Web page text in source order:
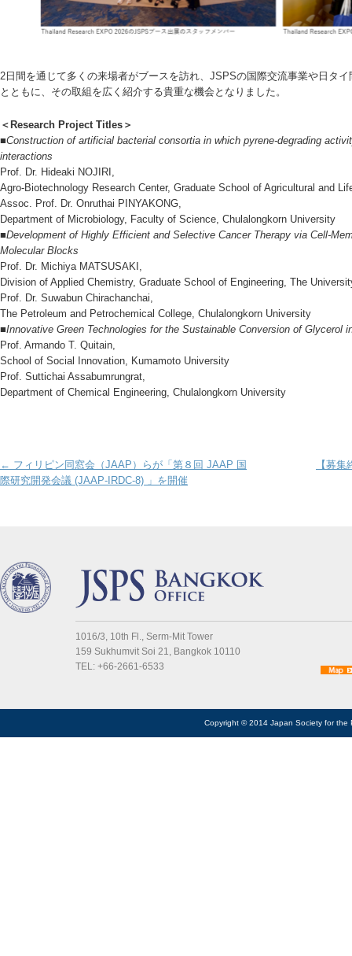
2日間を通じて多くの来場者がブースを訪れ、JSPSの国際交流事業や日タ
とともに、その取組を広く紹介する貴重な機会となりました。
＜Research Project Titles＞
■Construction of artificial bacterial consortia in which pyrene-degrading
interactions
Prof. Dr. Hideaki NOJIRI,
Agro-Biotechnology Research Center, Graduate School of Agricultural and
Assoc. Prof. Dr. Onruthai PINYAKONG,
Department of Microbiology, Faculty of Science, Chulalongkorn University
■Development of Highly Efficient and Selective Cancer Therapy via Cell-
Molecular Blocks
Prof. Dr. Michiya MATSUSAKI,
Division of Applied Chemistry, Graduate School of Engineering, The
Prof. Dr. Suwabun Chirachanchai,
The Petroleum and Petrochemical College, Chulalongkorn University
■Innovative Green Technologies for the Sustainable Conversion of Glycerol
Prof. Armando T. Quitain,
School of Social Innovation, Kumamoto University
Prof. Suttichai Assabumrungrat,
Department of Chemical Engineering, Chulalongkorn University
Post navigation
← フィリピン同窓会（JAAP）らが「第８回 JAAP 国
際研究開発会議 (JAAP-IRDC-8) 」を開催
【募
1016/3, 10th Fl., Serm-Mit Tower
159 Sukhumvit Soi 21, Bangkok 10110
TEL: +66-2661-6533
Copyright © 2014 Japan Society for the